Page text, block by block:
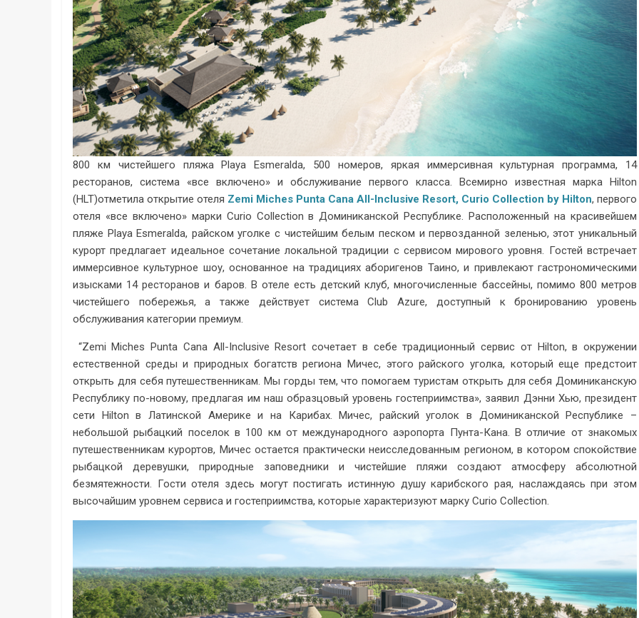
800 км чистейшего пляжа Playa Esmeralda, 500 номеров, яркая иммерсивная культурная программа, 14
ресторанов, система «все включено» и обслуживание первого класса. Всемирно известная марка Hilton
(HLT)отметила открытие отеля Zemi Miches Punta Cana All-Inclusive Resort, Curio Collection by Hilton, первого
отеля «все включено» марки Curio Collection в Доминиканской Республике. Расположенный на красивейшем
пляже Playa Esmeralda, райском уголке с чистейшим белым песком и первозданной зеленью, этот уникальный
курорт предлагает идеальное сочетание локальной традиции с сервисом мирового уровня. Гостей встречает
иммерсивное культурное шоу, основанное на традициях аборигенов Таино, и привлекают гастрономическими
изысками 14 ресторанов и баров. В отеле есть детский клуб, многочисленные бассейны, помимо 800 метров
чистейшего побережья, а также действует система Club Azure, доступный к бронированию уровень
обслуживания категории премиум.
“Zemi Miches Punta Cana All-Inclusive Resort сочетает в себе традиционный сервис от Hilton, в окружении
естественной среды и природных богатств региона Мичес, этого райского уголка, который еще предстоит
открыть для себя путешественникам. Мы горды тем, что помогаем туристам открыть для себя Доминиканскую
Республику по-новому, предлагая им наш образцовый уровень гостеприимства», заявил Дэнни Хью, президент
сети Hilton в Латинской Америке и на Карибах. Мичес, райский уголок в Доминиканской Республике –
небольшой рыбацкий поселок в 100 км от международного аэропорта Пунта-Кана. В отличие от знакомых
путешественникам курортов, Мичес остается практически неисследованным регионом, в котором спокойствие
рыбацкой деревушки, природные заповедники и чистейшие пляжи создают атмосферу абсолютной
безмятежности. Гости отеля здесь могут постигать истинную душу карибского рая, наслаждаясь при этом
высочайшим уровнем сервиса и гостеприимства, которые характеризуют марку Curio Collection.